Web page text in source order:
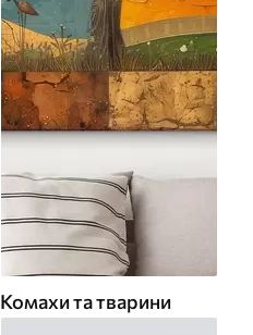
Комахи та тварини